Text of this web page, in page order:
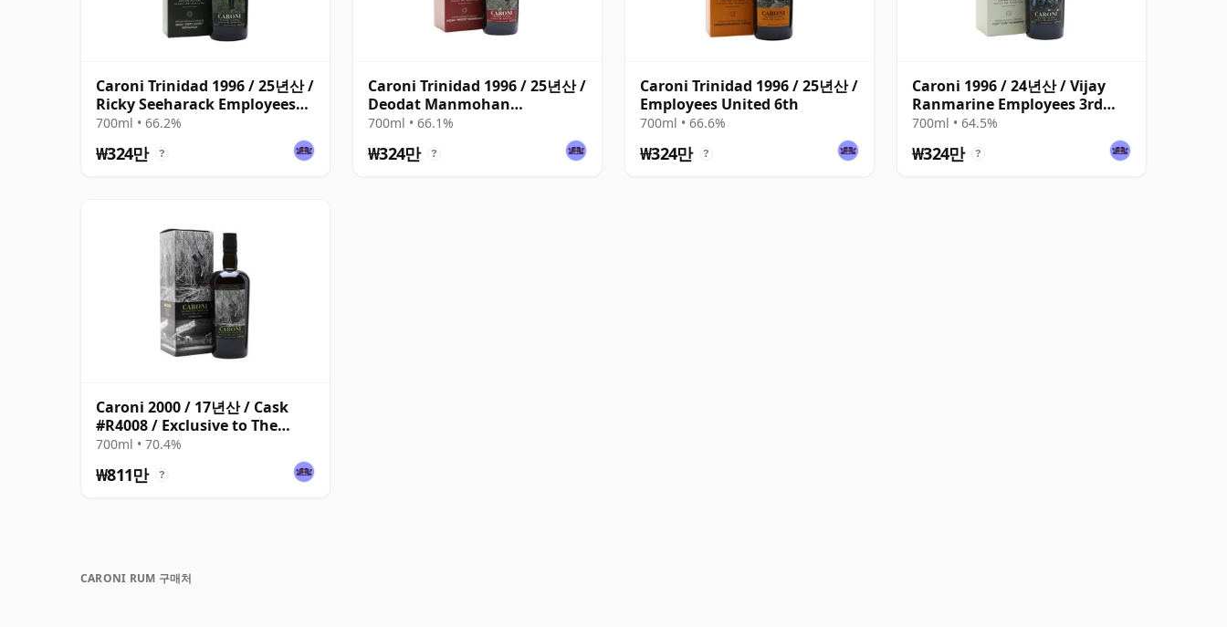
Caroni Trinidad 1996 / 25년산 /
Ricky Seeharack Employees
6th
700ml • 66.2%
₩324만 ?
Caroni Trinidad 1996 / 25년산 /
Deodat Manmohan
Employees 5th Release
700ml • 66.1%
₩324만 ?
Caroni Trinidad 1996 / 25년산 /
Employees United 6th
700ml • 66.6%
₩324만 ?
Caroni 1996 / 24년산 / Vijay
Ranmarine Employees 3rd
Release
700ml • 64.5%
₩324만 ?
Caroni 2000 / 17년산 / Cask
#R4008 / Exclusive to The
Whisky Exchange
700ml • 70.4%
₩811만 ?
CARONI RUM 구매처